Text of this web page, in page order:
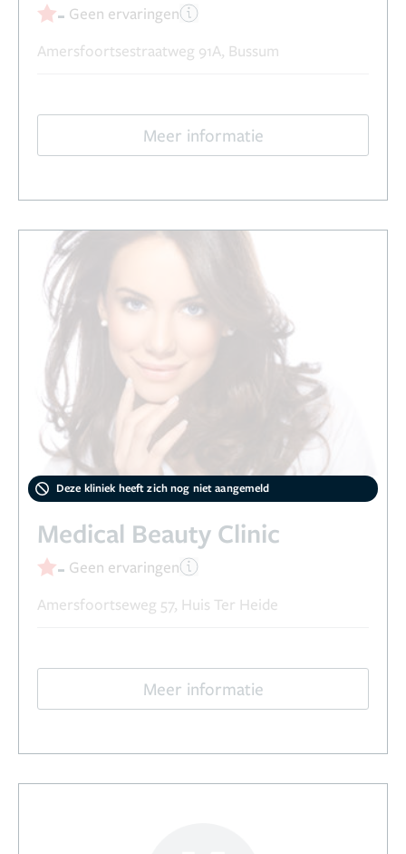
- Geen ervaringen
Amersfoortsestraatweg 91A, Bussum
Meer informatie
Deze kliniek heeft zich nog niet aangemeld
Medical Beauty Clinic
- Geen ervaringen
Amersfoortseweg 57, Huis Ter Heide
Meer informatie